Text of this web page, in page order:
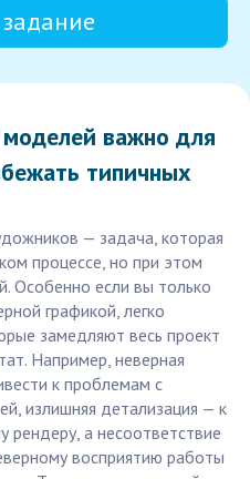
важно для
типичных
— задача, которая
процессе, но при этом
Особенно если вы только
графикой, легко
замедляют весь проект
Например, неверная
к проблемам с
излишняя детализация — к
рендеру, а несоответствие
восприятию работы